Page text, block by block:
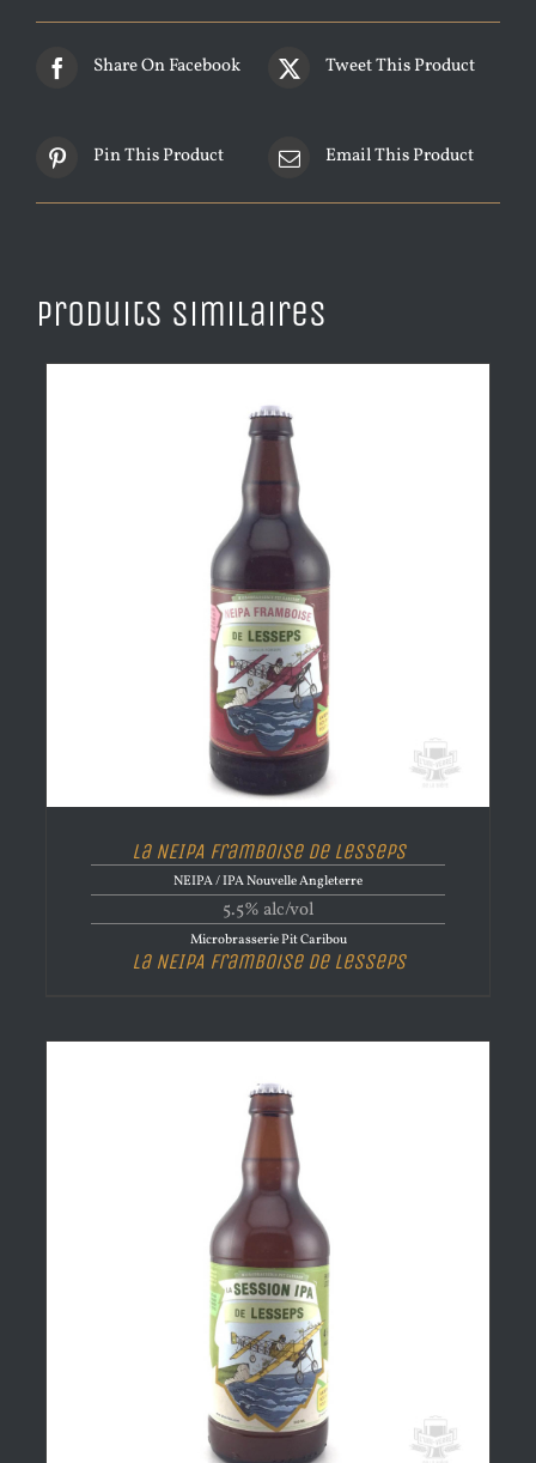
Share On Facebook Tweet This Product
Pin This Product Email This Product
Produits similaires
La NEIPA Framboise de Lesseps
NEIPA / IPA Nouvelle Angleterre
5.5% alc/vol
Microbrasserie Pit Caribou
La NEIPA Framboise de Lesseps